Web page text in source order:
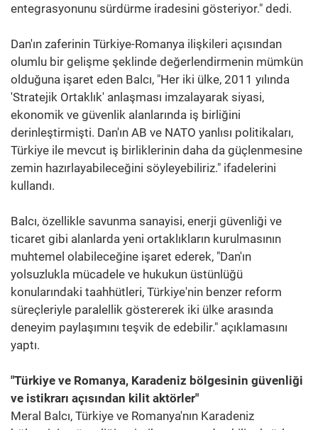
entegrasyonunu sürdürme iradesini gösteriyor." dedi.
Dan'ın zaferinin Türkiye-Romanya ilişkileri açısından
olumlu bir gelişme şeklinde değerlendirmenin mümkün
olduğuna işaret eden Balcı, "Her iki ülke, 2011 yılında
'Stratejik Ortaklık' anlaşması imzalayarak siyasi,
ekonomik ve güvenlik alanlarında iş birliğini
derinleştirmişti. Dan'ın AB ve NATO yanlısı politikaları,
Türkiye ile mevcut iş birliklerinin daha da güçlenmesine
zemin hazırlayabileceğini söyleyebiliriz." ifadelerini
kullandı.
Balcı, özellikle savunma sanayisi, enerji güvenliği ve
ticaret gibi alanlarda yeni ortaklıkların kurulmasının
muhtemel olabileceğine işaret ederek, "Dan'ın
yolsuzlukla mücadele ve hukukun üstünlüğü
konularındaki taahhütleri, Türkiye'nin benzer reform
süreçleriyle paralellik göstererek iki ülke arasında
deneyim paylaşımını teşvik de edebilir." açıklamasını
yaptı.
"Türkiye ve Romanya, Karadeniz bölgesinin güvenliği
ve istikrarı açısından kilit aktörler"
Meral Balcı, Türkiye ve Romanya'nın Karadeniz